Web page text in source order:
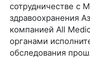
сотрудничестве с
здравоохранения
компанией All
органами
обследования